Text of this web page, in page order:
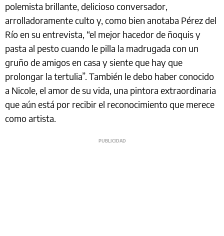
polemista brillante, delicioso conversador,
arrolladoramente culto y, como bien anotaba Pérez del
Río en su entrevista, “el mejor hacedor de ñoquis y
pasta al pesto cuando le pilla la madrugada con un
gruño de amigos en casa y siente que hay que
prolongar la tertulia”. También le debo haber conocido
a Nicole, el amor de su vida, una pintora extraordinaria
que aún está por recibir el reconocimiento que merece
como artista.